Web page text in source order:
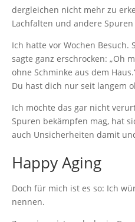
dergleichen nicht mehr zu
Lachfalten und andere
Ich hatte vor Wochen Besuch.
sagte ganz erschrocken: „Oh
ohne Schminke aus dem
Du hast dich nur seit langem
Ich möchte das gar nicht
Spuren bekämpfen mag, hat
auch Unsicherheiten damit
Happy Aging
Doch für mich ist es so: Ich
nennen.